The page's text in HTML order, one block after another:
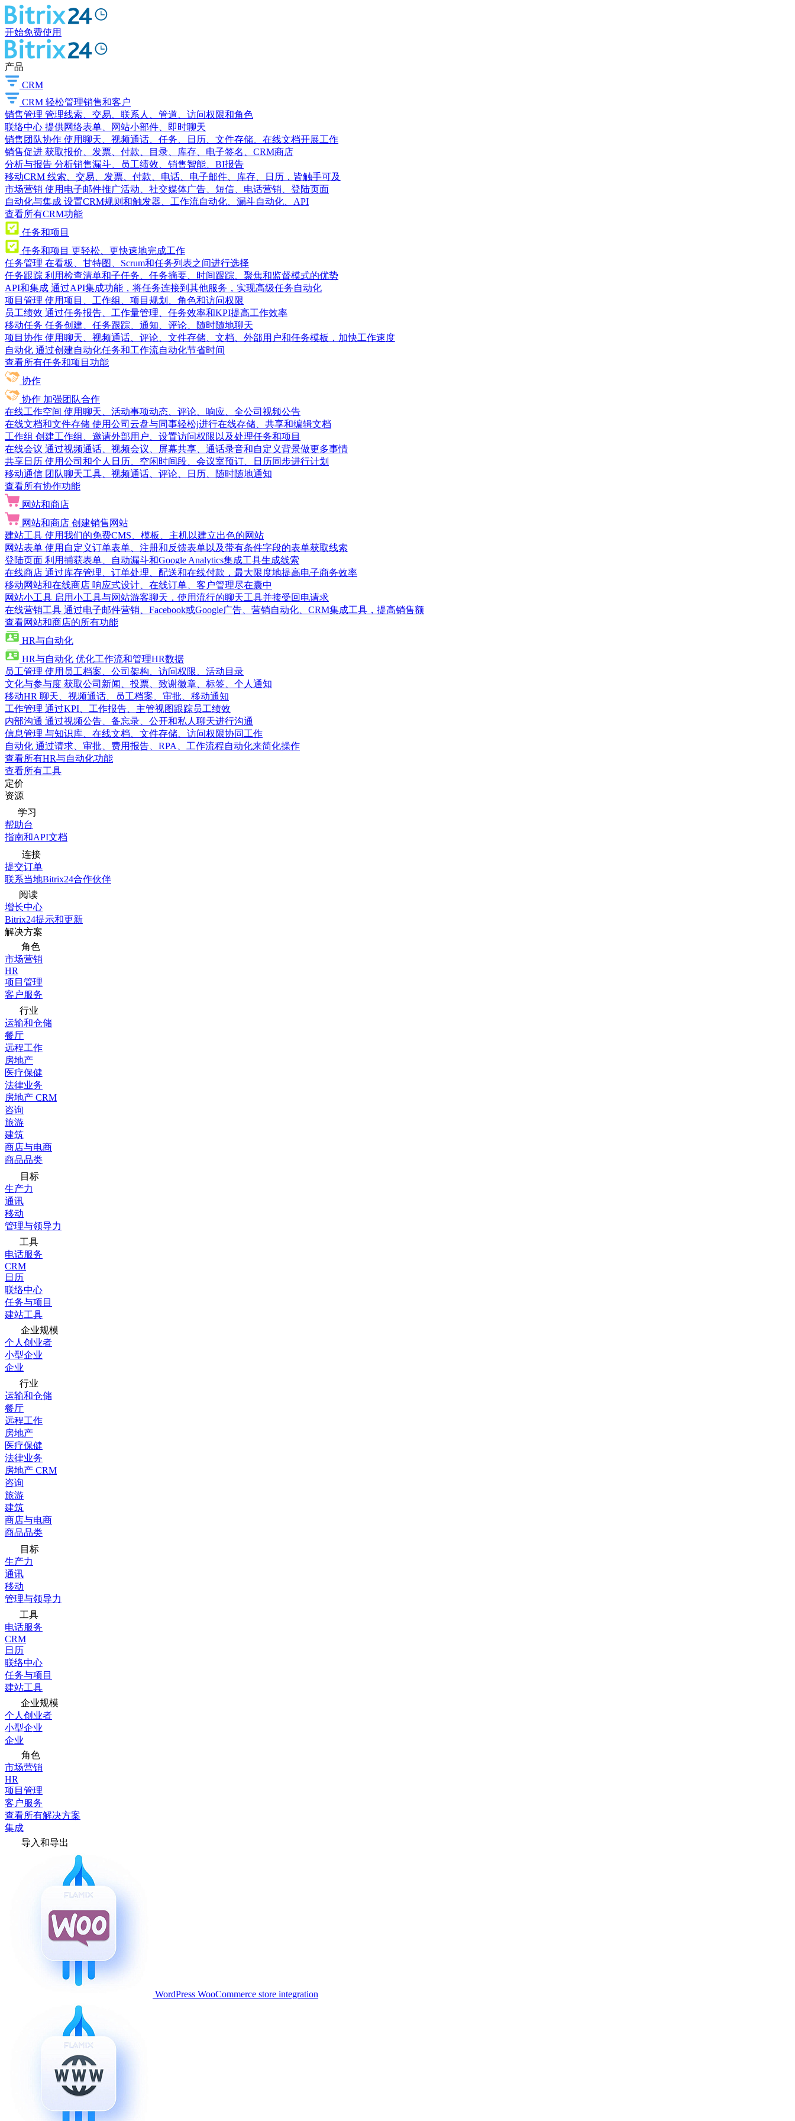
开始免费使用
产品
CRM
CRM 轻松管理销售和客户
销售管理 管理线索、交易、联系人、管道、访问权限和角色
联络中心 提供网络表单、网站小部件、即时聊天
销售团队协作 使用聊天、视频通话、任务、日历、文件存储、在线文档开展工作
销售促进 获取报价、发票、付款、目录、库存、电子签名、CRM商店
分析与报告 分析销售漏斗、员工绩效、销售智能、BI报告
移动CRM 线索、交易、发票、付款、电话、电子邮件、库存、日历，皆触手可及
市场营销 使用电子邮件推广活动、社交媒体广告、短信、电话营销、登陆页面
自动化与集成 设置CRM规则和触发器、工作流自动化、漏斗自动化、API
查看所有CRM功能
任务和项目
任务和项目 更轻松、更快速地完成工作
任务管理 在看板、甘特图、Scrum和任务列表之间进行选择
任务跟踪 利用检查清单和子任务、任务摘要、时间跟踪、聚焦和监督模式的优势
API和集成 通过API集成功能，将任务连接到其他服务，实现高级任务自动化
项目管理 使用项目、工作组、项目规划、角色和访问权限
员工绩效 通过任务报告、工作量管理、任务效率和KPI提高工作效率
移动任务 任务创建、任务跟踪、通知、评论、随时随地聊天
项目协作 使用聊天、视频通话、评论、文件存储、文档、外部用户和任务模板，加快工作速度
自动化 通过创建自动化任务和工作流自动化节省时间
查看所有任务和项目功能
协作
协作 加强团队合作
在线工作空间 使用聊天、活动事项动态、评论、响应、全公司视频公告
在线文档和文件存储 使用公司云盘与同事轻松j进行在线存储、共享和编辑文档
工作组 创建工作组、邀请外部用户、设置访问权限以及处理任务和项目
在线会议 通过视频通话、视频会议、屏幕共享、通话录音和自定义背景做更多事情
共享日历 使用公司和个人日历、空闲时间段、会议室预订、日历同步进行计划
移动通信 团队聊天工具、视频通话、评论、日历、随时随地通知
查看所有协作功能
网站和商店
网站和商店 创建销售网站
建站工具 使用我们的免费CMS、模板、主机以建立出色的网站
网站表单 使用自定义订单表单、注册和反馈表单以及带有条件字段的表单获取线索
登陆页面 利用捕获表单、自动漏斗和Google Analytics集成工具生成线索
在线商店 通过库存管理、订单处理、配送和在线付款，最大限度地提高电子商务效率
移动网站和在线商店 响应式设计、在线订单、客户管理尽在囊中
网站小工具 启用小工具与网站游客聊天，使用流行的聊天工具并接受回电请求
在线营销工具 通过电子邮件营销、Facebook或Google广告、营销自动化、CRM集成工具，提高销售额
查看网站和商店的所有功能
HR与自动化
HR与自动化 优化工作流和管理HR数据
员工管理 使用员工档案、公司架构、访问权限、活动目录
文化与参与度 获取公司新闻、投票、致谢徽章、标签、个人通知
移动HR 聊天、视频通话、员工档案、审批、移动通知
工作管理 通过KPI、工作报告、主管视图跟踪员工绩效
内部沟通 通过视频公告、备忘录、公开和私人聊天进行沟通
信息管理 与知识库、在线文档、文件存储、访问权限协同工作
自动化 通过请求、审批、费用报告、RPA、工作流程自动化来简化操作
查看所有HR与自动化功能
查看所有工具
定价
资源
学习
帮助台
指南和API文档
连接
提交订单
联系当地Bitrix24合作伙伴
阅读
增长中心
Bitrix24提示和更新
解决方案
角色
市场营销
HR
项目管理
客户服务
行业
运输和仓储
餐厅
远程工作
房地产
医疗保健
法律业务
房地产 CRM
咨询
旅游
建筑
商店与电商
商品品类
目标
生产力
通讯
移动
管理与领导力
工具
电话服务
CRM
日历
联络中心
任务与项目
建站工具
企业规模
个人创业者
小型企业
企业
行业
运输和仓储
餐厅
远程工作
房地产
医疗保健
法律业务
房地产 CRM
咨询
旅游
建筑
商店与电商
商品品类
目标
生产力
通讯
移动
管理与领导力
工具
电话服务
CRM
日历
联络中心
任务与项目
建站工具
企业规模
个人创业者
小型企业
企业
角色
市场营销
HR
项目管理
客户服务
查看所有解决方案
集成
导入和导出
WordPress WooCommerce store integration